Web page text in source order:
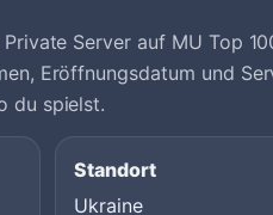
Server auf MU Top
Eröffnungsdatum und
du spielst.
Standort
Ukraine